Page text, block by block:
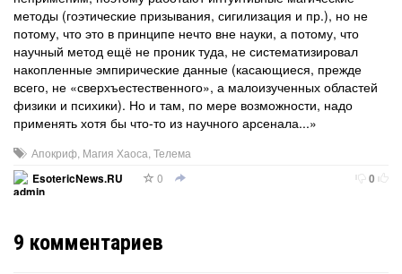
методы (гоэтические призывания, сигилизация и пр.), но не
потому, что это в принципе нечто вне науки, а потому, что
научный метод ещё не проник туда, не систематизировал
накопленные эмпирические данные (касающиеся, прежде
всего, не «сверхъестественного», а малоизученных областей
физики и психики). Но и там, по мере возможности, надо
применять хотя бы что-то из научного арсенала...»
Апокриф, Магия Хаоса Телема
EsotericNews.RU
0 0
9 комментариев